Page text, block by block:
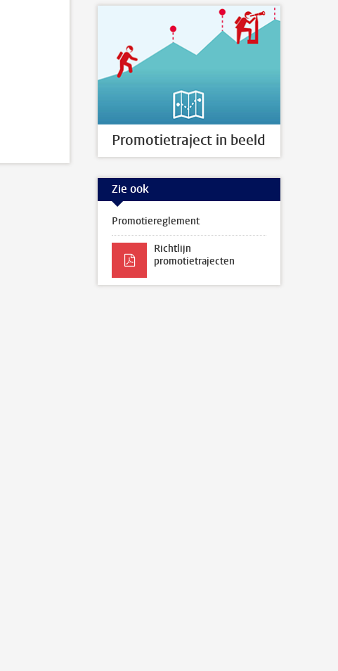
Promotietraject in beeld
Zie ook
Promotiereglement
Richtlijn
promotietrajecten